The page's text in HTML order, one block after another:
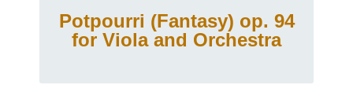
Potpourri (Fantasy) op. 94
for Viola and Orchestra